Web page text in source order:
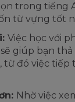
trong tiếng
từ vựng tốt
Việc học với
giúp bạn
từ đó việc tiếp
Nhờ việc